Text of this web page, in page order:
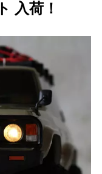
入荷！